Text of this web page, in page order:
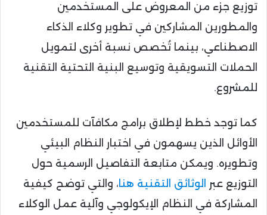
توزيع جزء من المعروض على المستخدمين
والمطورين المشاركين في تطوير وكلاء الذكاء
الاصطناعي، بينما تُخصص نسبة أخرى لتمويل
الحملات التسويقية وتوسيع البنية التحتية التقنية
للمشروع.
كما توجد خطط لإطلاق برامج مكافآت للمستخدمين
الأوائل الذين يسهمون في اختبار النظام البيئي
وتطويره. ويمكن متابعة التفاصيل الرسمية حول
التوزيع عبر
الوثائق التقنية هنا ، والتي توضح كيفية
المشاركة في النظام الإيكولوجي وآلية عمل الوكلاء